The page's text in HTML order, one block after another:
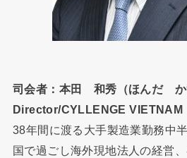
司会者：本田 和秀（ほんだ か
Director/CYLLENGE VIETNAM
38年間に渡る大手製造業勤務中
国で過ごし海外現地法人の経営